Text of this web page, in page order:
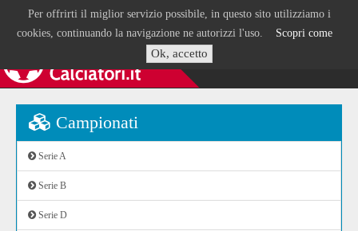
Per offrirti il miglior servizio possibile, in questo sito utilizziamo i
cookies, continuando la navigazione ne autorizzi l'uso. Scopri come
Ok, accetto
Campionati
Serie A
Serie B
Serie D